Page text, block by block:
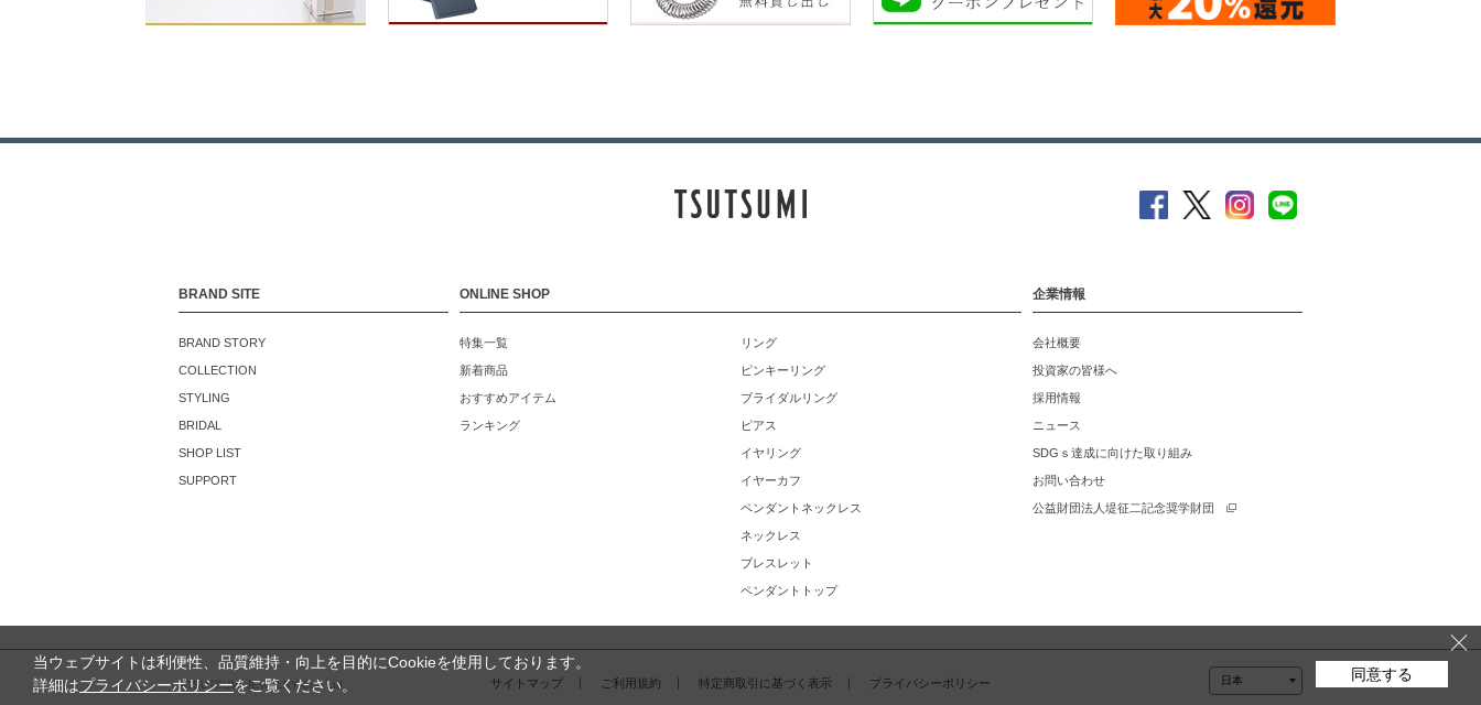
BRAND SITE
BRAND STORY
COLLECTION
STYLING
BRIDAL
SHOP LIST
SUPPORT
ONLINE SHOP
特集一覧
新着商品
おすすめアイテム
ランキング
リング
ピンキーリング
ブライダルリング
ピアス
イヤリング
イヤーカフ
ペンダントネックレス
ネックレス
ブレスレット
ペンダントトップ
企業情報
会社概要
投資家の皆様へ
採用情報
ニュース
SDGｓ達成に向けた取り組み
お問い合わせ
公益財団法人堤征二記念奨学財団
サイトマップ ご利用規約 特定商取引に基づく表示 プライバシーポリシー
©TSUTSUMI JEWELRY Co., Ltd.
当ウェブサイトは利便性、品質維持・向上を目的にCookieを使用しております。
詳細はプライバシーポリシーをご覧ください。
同意する